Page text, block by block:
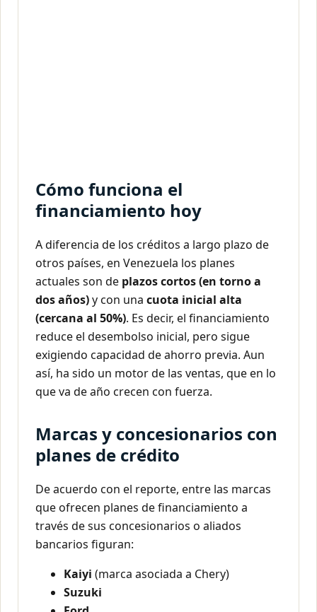
Cómo funciona el
financiamiento hoy
A diferencia de los créditos a largo plazo de
otros países, en Venezuela los planes
actuales son de plazos cortos (en torno a
dos años)y con una cuota inicial alta
(cercana al 50%). Es decir, el financiamiento
reduce el desembolso inicial, pero sigue
exigiendo capacidad de ahorro previa. Aun
así, ha sido un motor de las ventas, que en lo
que va de año crecen con fuerza.
Marcas y concesionarios con
planes de crédito
De acuerdo con el reporte, entre las marcas
que ofrecen planes de financiamiento a
través de sus concesionarios o aliados
bancarios figuran:
Kaiyi (marca asociada a Chery)
Suzuki